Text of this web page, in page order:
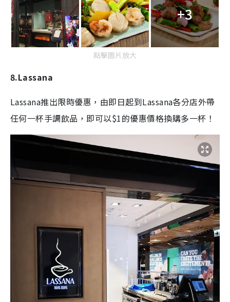
+3
點擊圖片放大
8.Lassana
Lassana推出限時優惠，由即日起到Lassana各分店外帶
任何一杯手調飲品，即可以$1的優惠價格換購多一杯！